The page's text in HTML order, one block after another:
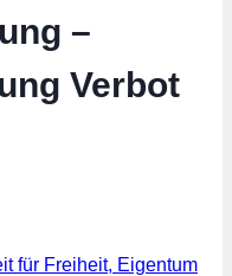
–
Verbot
für Freiheit, Eigentum